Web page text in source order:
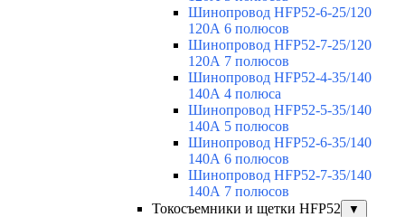
Шинопровод HFP52-6-25/120
120А 6 полюсов
Шинопровод HFP52-7-25/120
120А 7 полюсов
Шинопровод HFP52-4-35/140
140А 4 полюса
Шинопровод HFP52-5-35/140
140А 5 полюсов
Шинопровод HFP52-6-35/140
140А 6 полюсов
Шинопровод HFP52-7-35/140
140А 7 полюсов
Токосъемники и щетки HFP52
▼